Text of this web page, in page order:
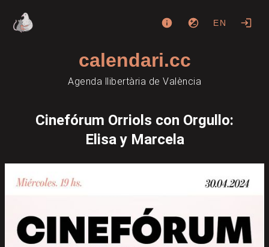
EN
calendari.cc
Agenda llibertària de València
Cinefórum Orriols con Orgullo:
Elisa y Marcela